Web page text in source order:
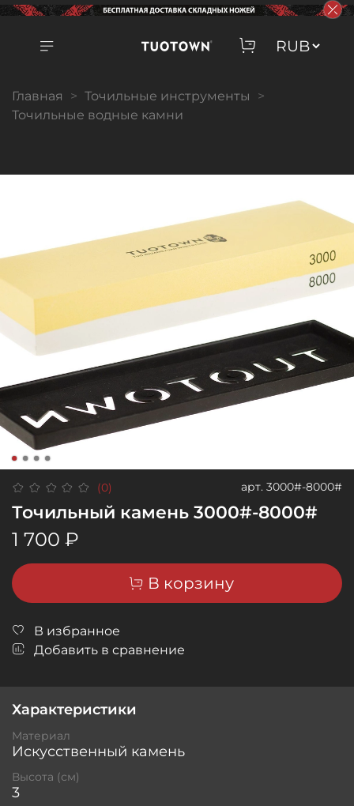
Главная
Точильные инструменты
Точильные водные камни
(0) арт. 3000#-8000#
Точильный камень 3000#-8000#
1 700 ₽
В корзину
В избранное
Добавить в сравнение
Характеристики
Материал
Искусственный камень
Высота (см)
3